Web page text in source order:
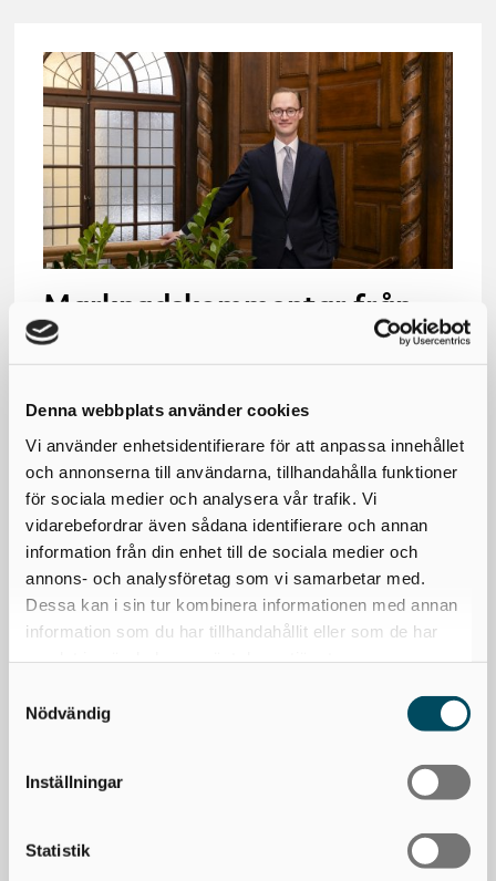
Denna webbplats använder cookies
Vi använder enhetsidentifierare för att anpassa innehållet
och annonserna till användarna, tillhandahålla funktioner
för sociala medier och analysera vår trafik. Vi
vidarebefordrar även sådana identifierare och annan
information från din enhet till de sociala medier och
annons- och analysföretag som vi samarbetar med.
Dessa kan i sin tur kombinera informationen med annan
information som du har tillhandahållit eller som de har
Nödvändig
Inställningar
Statistik
Marknadskommentar från
kapitalförvaltningschefen –
stark återhämtning för
aktier i april
Efter en mycket volatil och, sett till avkastningen, svag
mars månad för globala finansmarknader
återhämtade sig aktiekurserna under april. Flera
börser har noterat nya rekordnivåer, drivet av en
bräcklig vapenvila som annonserades den 9 april,
förhoppningar om ett återöppnande av...
Läs mer >